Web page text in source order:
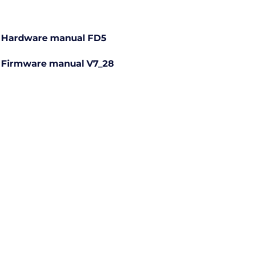
Hardware manual FD5
Firmware manual V7_28